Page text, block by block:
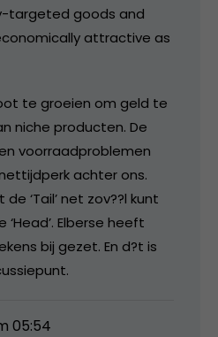
targeted goods and
attractive as
te groeien om geld te
niche producten. De
voorraadproblemen
achter ons.
‘Tail’ net zov??l kunt
Elberse heeft
bij gezet. En d?t is
05:54